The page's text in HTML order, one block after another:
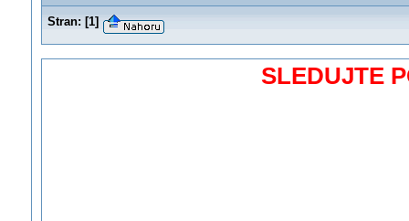
Stran: [1]
SLEDUJTE